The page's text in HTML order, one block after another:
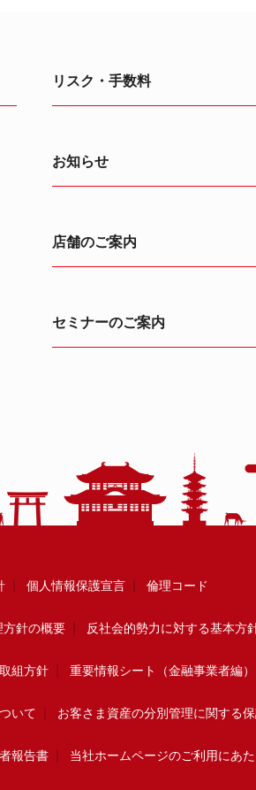
リスク・手数料
お知らせ
店舗のご案内
セミナーのご案内
個人情報保護宣言 倫理コード
方針の概要 反社会的勢力に対する基本方
組方針 重要情報シート（金融事業者編）
いて お客さま資産の分別管理に関する
報告書 当社ホームページのご利用にあ